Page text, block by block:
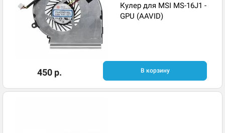
Кулер для MSI MS-16J1 -
GPU (AAVID)
450 р. В корзину